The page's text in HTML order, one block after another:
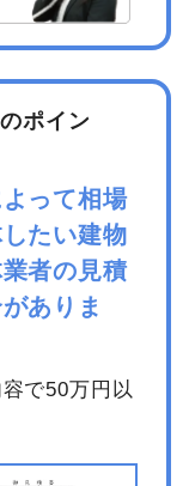
ポイン
って相場
たい建物
者の見積
ありま
で50万円以